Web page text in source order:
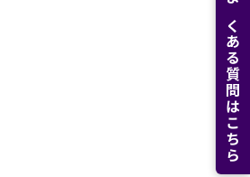
よくある質問はこちら